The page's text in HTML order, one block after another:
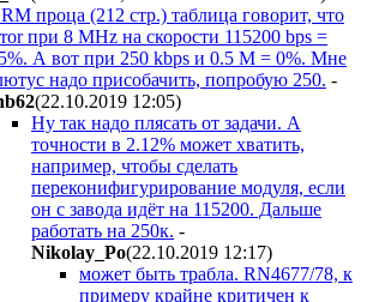
проца (212 стр.) таблица говорит, что
при 8 МHz на скорости 115200 bps =
А вот при 250 kbps и 0.5 M = 0%. Мне
надо присобачить, попробую 250. -
(22.10.2019 12:05)
Ну так надо плясать от задачи. А
точности в 2.12% может хватить,
например, чтобы сделать
переконифигурирование модуля, если
он с завода идёт на 115200. Дальше
работать на 250к. -
Nikolay_Po(22.10.2019 12:17)
может быть трабла. RN4677/78, к
примеру крайне критичен к